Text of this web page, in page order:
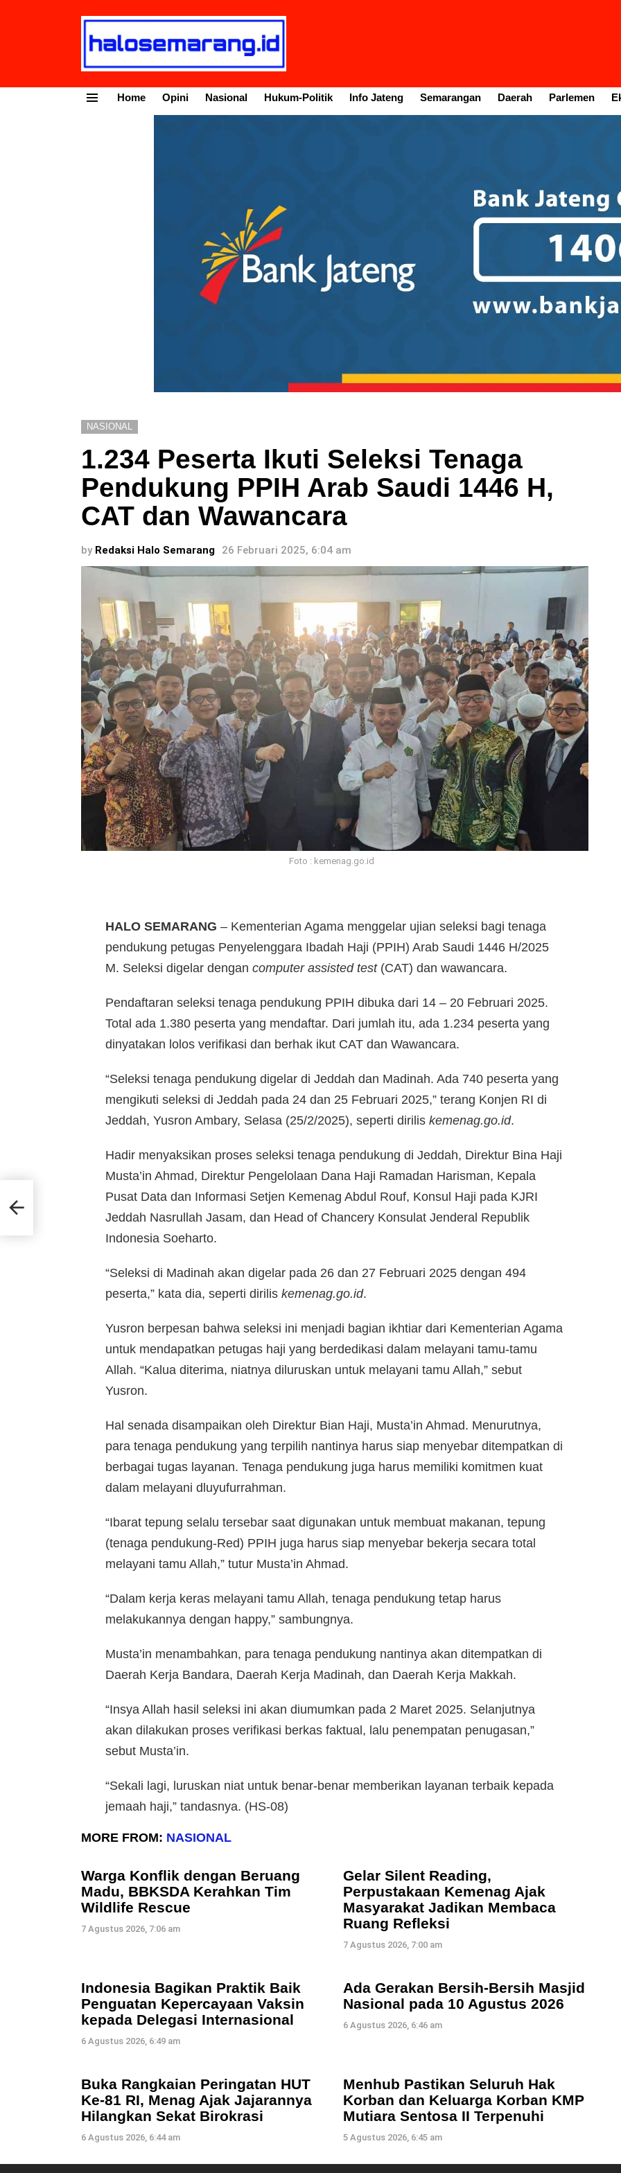
Home Opini Nasional Hukum-Politik Info Jateng Semarangan Daerah Parlemen
NASIONAL
1.234 Peserta Ikuti Seleksi Tenaga
Pendukung PPIH Arab Saudi 1446 H,
CAT dan Wawancara
by Redaksi Halo Semarang 26 Februari 2025, 6:04 am
Foto : kemenag.go.id
HALO SEMARANG – Kementerian Agama menggelar ujian seleksi bagi tenaga
pendukung petugas Penyelenggara Ibadah Haji (PPIH) Arab Saudi 1446 H/2025
M. Seleksi digelar dengan computer assisted test(CAT) dan wawancara.
Pendaftaran seleksi tenaga pendukung PPIH dibuka dari 14 – 20 Februari 2025.
Total ada 1.380 peserta yang mendaftar. Dari jumlah itu, ada 1.234 peserta yang
dinyatakan lolos verifikasi dan berhak ikut CAT dan Wawancara.
“Seleksi tenaga pendukung digelar di Jeddah dan Madinah. Ada 740 peserta yang
mengikuti seleksi di Jeddah pada 24 dan 25 Februari 2025,” terang Konjen RI di
Jeddah, Yusron Ambary, Selasa (25/2/2025), seperti dirilis kemenag.go.id.
Hadir menyaksikan proses seleksi tenaga pendukung di Jeddah, Direktur Bina Haji
Musta’in Ahmad, Direktur Pengelolaan Dana Haji Ramadan Harisman, Kepala
Pusat Data dan Informasi Setjen Kemenag Abdul Rouf, Konsul Haji pada KJRI
Jeddah Nasrullah Jasam, dan Head of Chancery Konsulat Jenderal Republik
Indonesia Soeharto.
“Seleksi di Madinah akan digelar pada 26 dan 27 Februari 2025 dengan 494
peserta,” kata dia, seperti dirilis kemenag.go.id.
Yusron berpesan bahwa seleksi ini menjadi bagian ikhtiar dari Kementerian Agama
untuk mendapatkan petugas haji yang berdedikasi dalam melayani tamu-tamu
Allah. “Kalua diterima, niatnya diluruskan untuk melayani tamu Allah,” sebut
Yusron.
Hal senada disampaikan oleh Direktur Bian Haji, Musta’in Ahmad. Menurutnya,
para tenaga pendukung yang terpilih nantinya harus siap menyebar ditempatkan di
berbagai tugas layanan. Tenaga pendukung juga harus memiliki komitmen kuat
dalam melayani dluyufurrahman.
“Ibarat tepung selalu tersebar saat digunakan untuk membuat makanan, tepung
(tenaga pendukung-Red) PPIH juga harus siap menyebar bekerja secara total
melayani tamu Allah,” tutur Musta’in Ahmad.
“Dalam kerja keras melayani tamu Allah, tenaga pendukung tetap harus
melakukannya dengan happy,” sambungnya.
Musta’in menambahkan, para tenaga pendukung nantinya akan ditempatkan di
Daerah Kerja Bandara, Daerah Kerja Madinah, dan Daerah Kerja Makkah.
“Insya Allah hasil seleksi ini akan diumumkan pada 2 Maret 2025. Selanjutnya
akan dilakukan proses verifikasi berkas faktual, lalu penempatan penugasan,”
sebut Musta’in.
“Sekali lagi, luruskan niat untuk benar-benar memberikan layanan terbaik kepada
jemaah haji,” tandasnya. (HS-08)
MORE FROM: NASIONAL
Warga Konflik dengan Beruang
Madu, BBKSDA Kerahkan Tim
Wildlife Rescue
7 Agustus 2026, 7:06 am
Gelar Silent Reading,
Perpustakaan Kemenag Ajak
Masyarakat Jadikan Membaca
Ruang Refleksi
7 Agustus 2026, 7:00 am
Indonesia Bagikan Praktik Baik
Penguatan Kepercayaan Vaksin
kepada Delegasi Internasional
6 Agustus 2026, 6:49 am
Ada Gerakan Bersih-Bersih Masjid
Nasional pada 10 Agustus 2026
6 Agustus 2026, 6:46 am
Buka Rangkaian Peringatan HUT
Ke-81 RI, Menag Ajak Jajarannya
Hilangkan Sekat Birokrasi
6 Agustus 2026, 6:44 am
Menhub Pastikan Seluruh Hak
Korban dan Keluarga Korban KMP
Mutiara Sentosa II Terpenuhi
5 Agustus 2026, 6:45 am